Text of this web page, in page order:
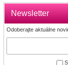
Newsletter
Odoberajte aktuálne